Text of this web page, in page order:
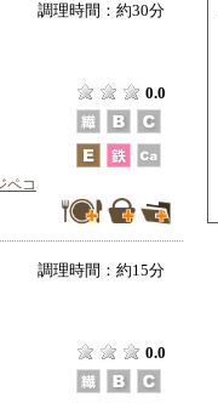
調理時間：約30分
0.0
ペコ
調理時間：約15分
0.0